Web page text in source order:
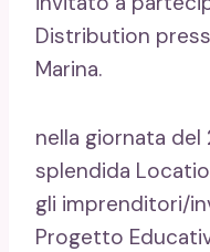
Distribution
Marina.
nella giornata
splendida
gli imprenditori/
Progetto